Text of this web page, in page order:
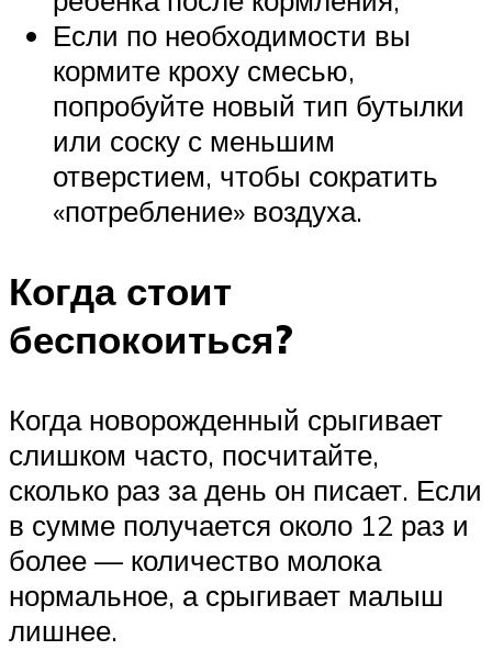
Если по необходимости вы
кормите кроху смесью,
попробуйте новый тип бутылки
или соску с меньшим
отверстием, чтобы сократить
«потребление» воздуха.
Когда стоит
беспокоиться?
Когда новорожденный срыгивает
слишком часто, посчитайте,
сколько раз за день он писает. Если
в сумме получается около 12 раз и
более — количество молока
нормальное, а срыгивает малыш
лишнее.